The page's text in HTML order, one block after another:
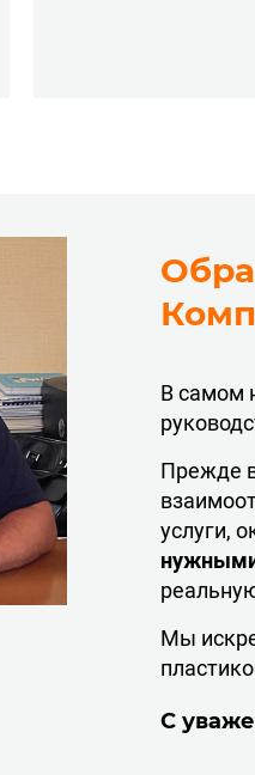
В самом
Прежде
услуги,
Мы
С